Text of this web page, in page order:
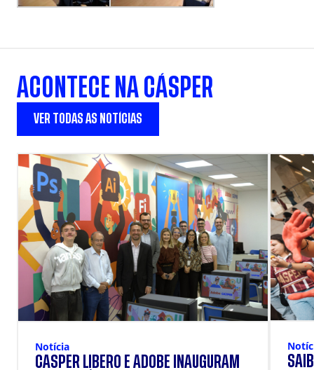
ACONTECE NA CÁSPER
VER TODAS AS NOTÍCIAS
Notícia
CÁSPER LÍBERO E ADOBE INAUGURAM